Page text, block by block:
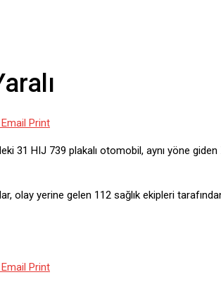
Print
31 HIJ 739 plakalı otomobil, aynı yöne
olay yerine gelen 112 sağlık ekipleri
Print